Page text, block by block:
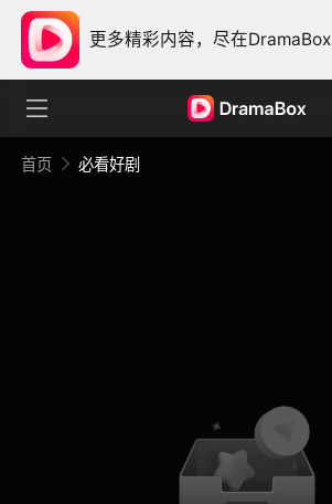
更多精彩内容，尽在DramaBox
首页 必看好剧